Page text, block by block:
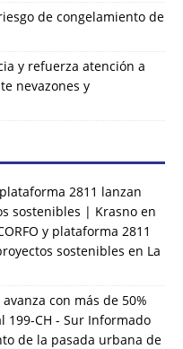
de congelamiento de
y refuerza atención a
nevazones y
2811 lanzan
sostenibles | Krasno en
y plataforma 2811
sostenibles en La
con más de 50%
199-CH - Sur Informado
de la pasada urbana de